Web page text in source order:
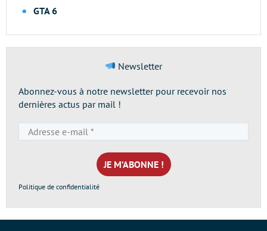
GTA 6
Newsletter
Abonnez-vous à notre newsletter pour recevoir nos
dernières actus par mail !
e-
mail
*
Politique de confidentialité